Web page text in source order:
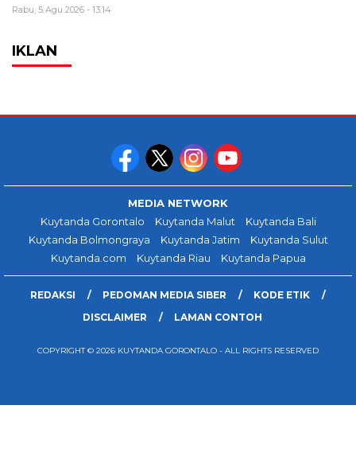
Rabu, 5 Agu 2026 - 13:14
IKLAN
MEDIA NETWORK
Kuytanda Gorontalo
Kuytanda Malut
Kuytanda Bali
Kuytanda Bolmongraya
Kuytanda Jatim
Kuytanda Sulut
Kuytanda.com
Kuytanda Riau Kuytanda Papua
REDAKSI PEDOMAN MEDIA SIBER
KODE ETIK
DISCLAIMER
LAMAN CONTOH
COPYRIGHT © 2026 KUYTANDA GORONTALO - ALL RIGHTS RESERVED